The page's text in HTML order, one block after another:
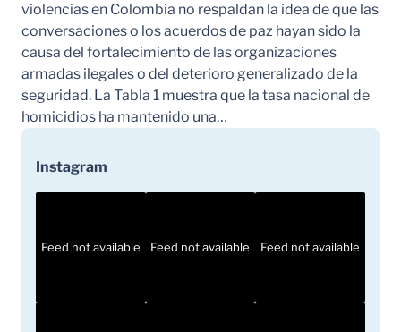
violencias en Colombia no respaldan la idea de que las
conversaciones o los acuerdos de paz hayan sido la
causa del fortalecimiento de las organizaciones
armadas ilegales o del deterioro generalizado de la
seguridad. La Tabla 1 muestra que la tasa nacional de
homicidios ha mantenido una…
Instagram
Feed not available Feed not available Feed not available